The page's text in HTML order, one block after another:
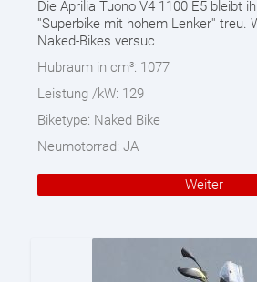
Die Aprilia Tuono V4 1100 E5 bleibt
''Superbike mit hohem Lenker'' treu.
Naked-Bikes versuc
Hubraum in cm³: 1077
Leistung /kW: 129
Biketype: Naked Bike
Neumotorrad: JA
Weiter